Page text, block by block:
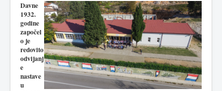
Davne
1932.
godine
započel
o je
redovito
odvijanj
e
nastave
u